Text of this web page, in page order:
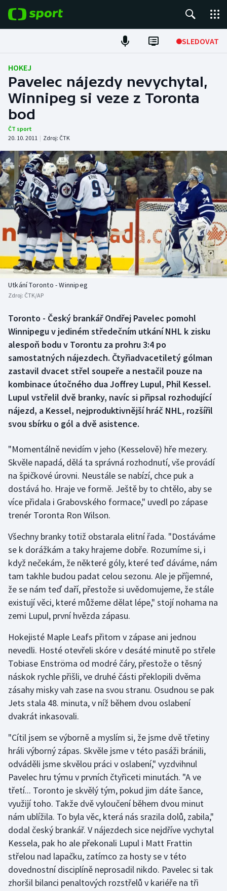
SLEDOVAT
Fotbal
Hokej
Tenis
Atletika
Cyklistika
DALŠÍ SPORTY
Americký fotbal
Baseball a softbal
Basketbal
Biatlon
Box
Curling
Dostihy
Florbal
Futsal
Golf
Gymnastika
Házená
Judo
Krasobruslení
Lezení
Moderní pětiboj
Motorsport
Olympijské hry
Parasport
Plavání
Plážový volejbal
Ragby
Rychlobruslení
Rychlostní kanoistika
Short track
NEPŘEHLÉDNĚTE
Soutěže
Historické návraty
Aplikace ČT sport
HOKEJ
Pavelec nájezdy nevychytal,
Winnipeg si veze z Toronta
bod
ČT sport
20. 10. 2011 | Zdroj: ČTK
Utkání Toronto - Winnipeg
Zdroj: ČTK/AP
Toronto - Český brankář Ondřej Pavelec pomohl
Winnipegu v jediném středečním utkání NHL k zisku
alespoň bodu v Torontu za prohru 3:4 po
samostatných nájezdech. Čtyřiadvacetiletý gólman
zastavil dvacet střel soupeře a nestačil pouze na
kombinace útočného dua Joffrey Lupul, Phil Kessel.
Lupul vstřelil dvě branky, navíc si připsal rozhodující
nájezd, a Kessel, nejproduktivnější hráč NHL, rozšířil
svou sbírku o gól a dvě asistence.
"Momentálně nevidím v jeho (Kesselově) hře mezery.
Skvěle napadá, dělá ta správná rozhodnutí, vše provádí
na špičkové úrovni. Neustále se nabízí, chce puk a
dostává ho. Hraje ve formě. Ještě by to chtělo, aby se
více přidala i Grabovského formace," uvedl po zápase
trenér Toronta Ron Wilson.
Všechny branky totiž obstarala elitní řada. "Dostáváme
se k dorážkám a taky hrajeme dobře. Rozumíme si, i
když nečekám, že některé góly, které teď dáváme, nám
tam takhle budou padat celou sezonu. Ale je příjemné,
že se nám teď daří, přestože si uvědomujeme, že stále
existují věci, které můžeme dělat lépe," stojí nohama na
zemi Lupul, první hvězda zápasu.
Hokejisté Maple Leafs přitom v zápase ani jednou
nevedli. Hosté otevřeli skóre v desáté minutě po střele
Tobiase Enströma od modré čáry, přestože o těsný
náskok rychle přišli, ve druhé části překlopili dvěma
zásahy misky vah zase na svou stranu. Osudnou se pak
Jets stala 48. minuta, v níž během dvou oslabení
dvakrát inkasovali.
"Cítil jsem se výborně a myslím si, že jsme dvě třetiny
hráli výborný zápas. Skvěle jsme v této pasáži bránili,
odváděli jsme skvělou práci v oslabení," vyzdvihnul
Pavelec hru týmu v prvních čtyřiceti minutách. "A ve
třetí... Toronto je skvělý tým, pokud jim dáte šance,
využijí toho. Takže dvě vyloučení během dvou minut
nám ublížila. To byla věc, která nás srazila dolů, zabila,"
dodal český brankář. V nájezdech sice nejdříve vychytal
Kessela, pak ho ale překonali Lupul i Matt Frattin
střelou nad lapačku, zatímco za hosty se v této
dovednostní disciplíně neprosadil nikdo. Pavelec si tak
zhoršil bilanci penaltových rozstřelů v kariéře na tři